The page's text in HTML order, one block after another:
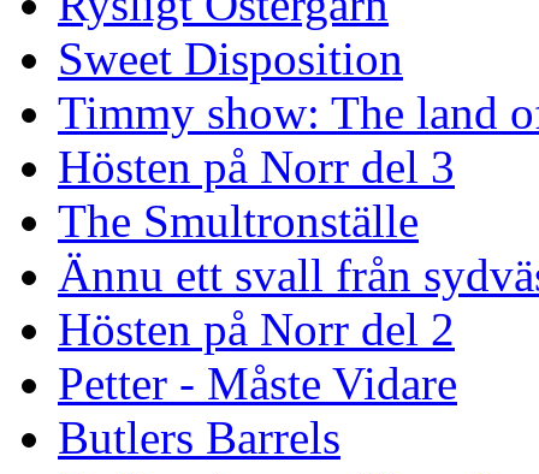
Sweet Disposition
Timmy show: The land
Hösten på Norr del 3
The Smultronställe
Ännu ett svall från
Hösten på Norr del 2
Petter - Måste Vidare
Butlers Barrels